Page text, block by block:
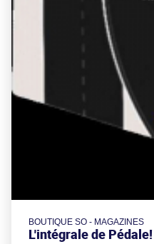
BOUTIQUE SO - MAGAZINES
L'intégrale de